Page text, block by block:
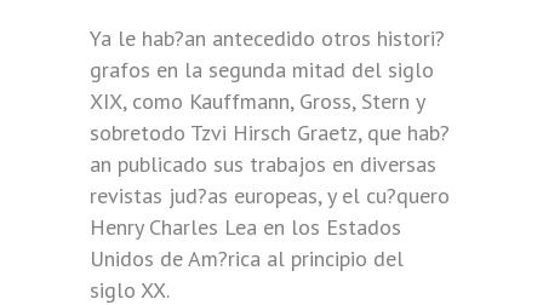
Ya le hab?an antecedido otros histori?
grafos en la segunda mitad del siglo
XIX, como Kauffmann, Gross, Stern y
sobretodo Tzvi Hirsch Graetz, que hab?
an publicado sus trabajos en diversas
revistas jud?as europeas, y el cu?quero
Henry Charles Lea en los Estados
Unidos de Am?rica al principio del
siglo XX.